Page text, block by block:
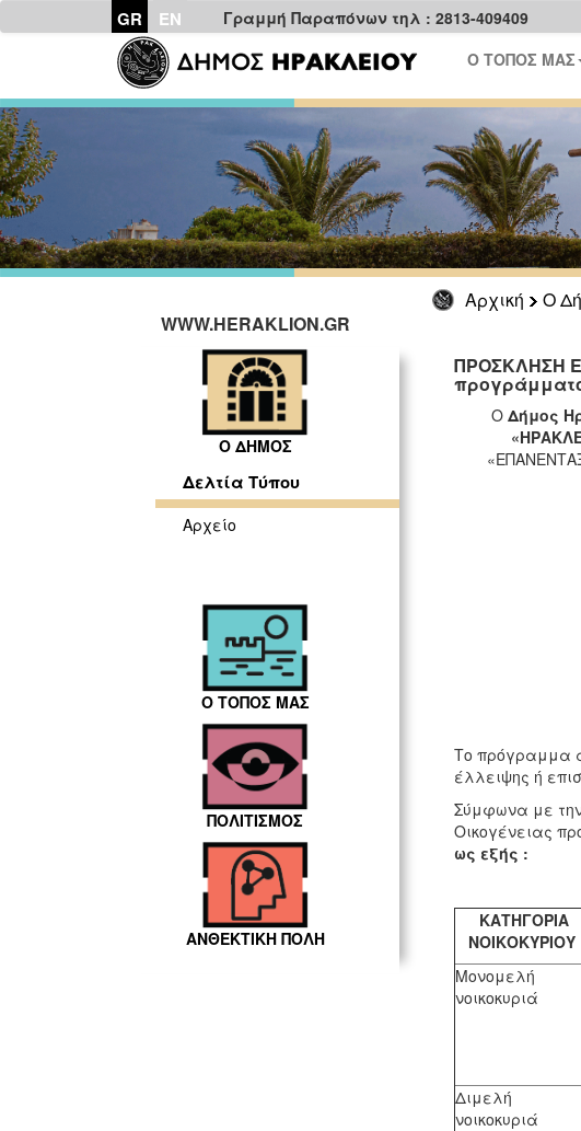
GR EN Γραμμή Παραπόνων τηλ : 2813-409409
Ο ΤΟΠΟΣ ΜΑΣ
Αρχική Ο
WWW.HERAKLION.GR
Ο ΔΗΜΟΣ
Δελτία Τύπου
Αρχείο
Ο ΤΟΠΟΣ ΜΑΣ
ΠΟΛΙΤΙΣΜΟΣ
ΑΝΘΕΚΤΙΚΗ ΠΟΛΗ
ΠΡΟΣΚΛΗΣΗ
Ο Δήμος
Το πρόγραμμα
έλλειψης ή
Σύμφωνα με την
Οικογένειας
ως εξής :
ΚΑΤΗΓΟΡΙΑ
ΝΟΙΚΟΚΥΡΙΟΥ
Μονομελή
νοικοκυριά
Διμελή
νοικοκυριά